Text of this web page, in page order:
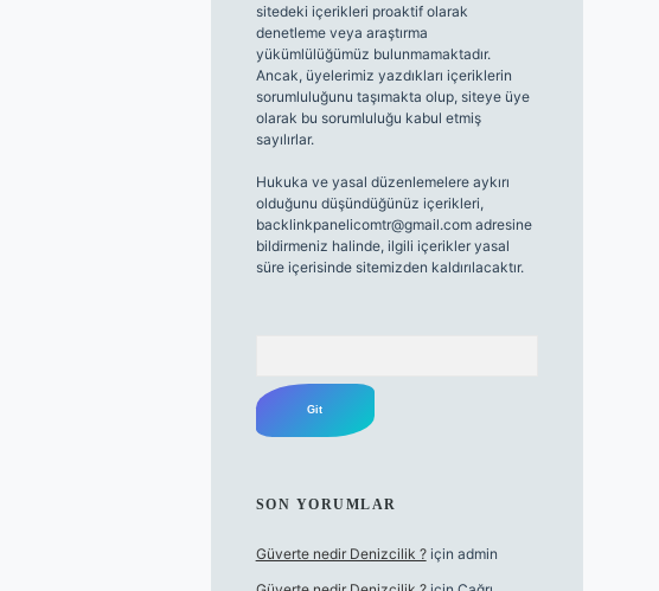
sitedeki içerikleri proaktif olarak
denetleme veya araştırma
yükümlülüğümüz bulunmamaktadır.
Ancak, üyelerimiz yazdıkları içeriklerin
sorumluluğunu taşımakta olup, siteye üye
olarak bu sorumluluğu kabul etmiş
sayılırlar.
Hukuka ve yasal düzenlemelere aykırı
olduğunu düşündüğünüz içerikleri,
backlinkpanelicomtr@gmail.comadresine
bildirmeniz halinde, ilgili içerikler yasal
süre içerisinde sitemizden kaldırılacaktır.
SON YORUMLAR
Güverte nedir Denizcilik ?için admin